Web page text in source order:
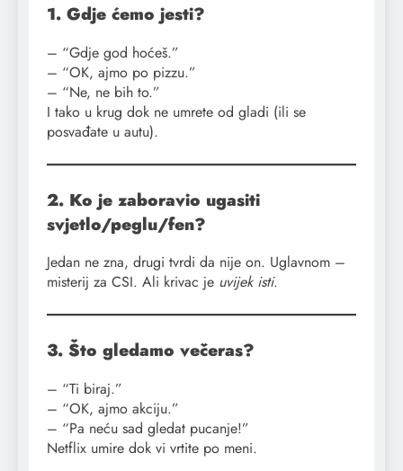
1. Gdje ćemo jesti?
– “Gdje god hoćeš.”
– “OK, ajmo po pizzu.”
– “Ne, ne bih to.”
I tako u krug dok ne umrete od gladi (ili se
posvađate u autu).
2. Ko je zaboravio ugasiti
svjetlo/peglu/fen?
Jedan ne zna, drugi tvrdi da nije on. Uglavnom –
misterij za CSI. Ali krivac je uvijek isti.
3. Što gledamo večeras?
– “Ti biraj.”
– “OK, ajmo akciju.”
– “Pa neću sad gledat pucanje!”
Netflix umire dok vi vrtite po meni.